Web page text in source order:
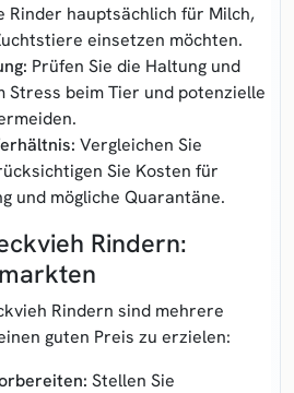
Rinder hauptsächlich für Milch,
einsetzen möchten.
Prüfen Sie die Haltung und
Stress beim Tier und potenzielle
Vergleichen Sie
Sie Kosten für
und mögliche Quarantäne.
Rindern:
Rindern sind mehrere
guten Preis zu erzielen:
Stellen Sie